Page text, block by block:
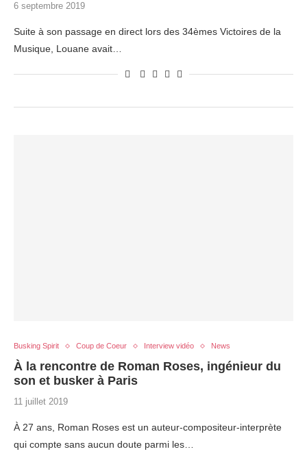
6 septembre 2019
Suite à son passage en direct lors des 34èmes Victoires de la
Musique, Louane avait…
Busking Spirit Coup de Coeur Interview vidéo News
À la rencontre de Roman Roses, ingénieur du
son et busker à Paris
11 juillet 2019
À 27 ans, Roman Roses est un auteur-compositeur-interprète
qui compte sans aucun doute parmi les…